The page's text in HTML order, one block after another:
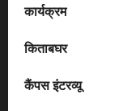
कार्यक्रम
किताबघर
कैंपस इंटरव्यू